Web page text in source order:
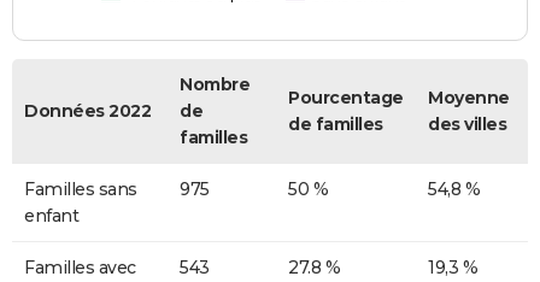
Données 2022
Nombre
de
familles
Pourcentage
de familles
Moyenne
des villes
Familles sans
enfant
975 50 % 54,8 %
Familles avec
543 27.8 % 19,3 %